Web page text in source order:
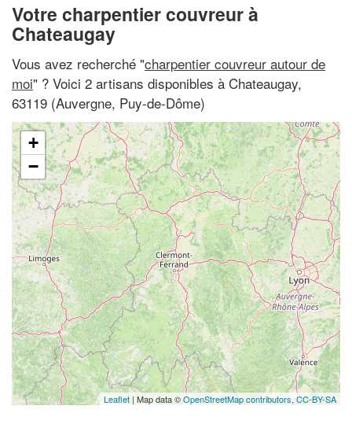
Votre charpentier couvreur à
Chateaugay
Vous avez recherché "charpentier couvreur autour de
moi" ? Voici 2 artisans disponibles à Chateaugay,
63119 (Auvergne, Puy-de-Dôme)
+
−
Leaflet | Map data ©OpenStreetMap contributors,CC-BY-SA